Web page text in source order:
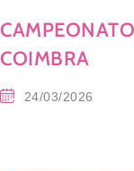
COIMBRA
24/03/2026